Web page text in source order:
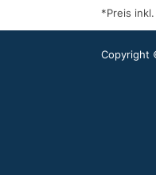
*Preis
Copyright